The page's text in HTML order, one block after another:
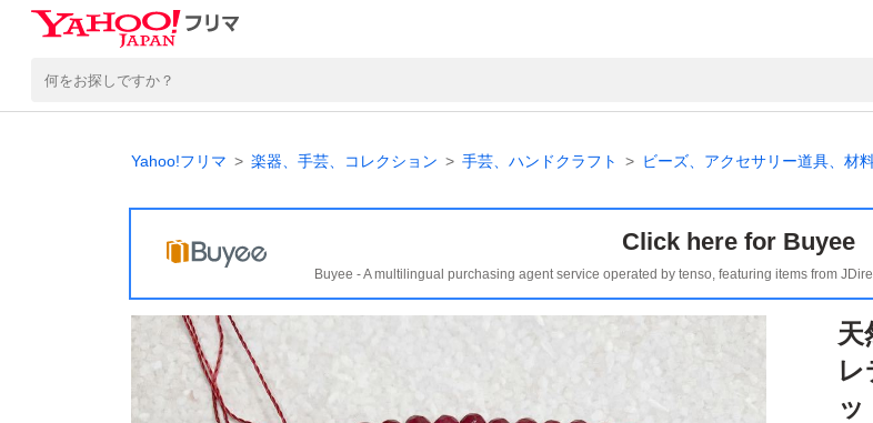
Yahoo!フリマ 楽器、手芸、コレクション 手芸、ハンドクラフト ビーズ、アクセサリー道具、材
Click here for Buyee
Buyee - A multilingual purchasing agent service operated by tenso, featuring items from
天